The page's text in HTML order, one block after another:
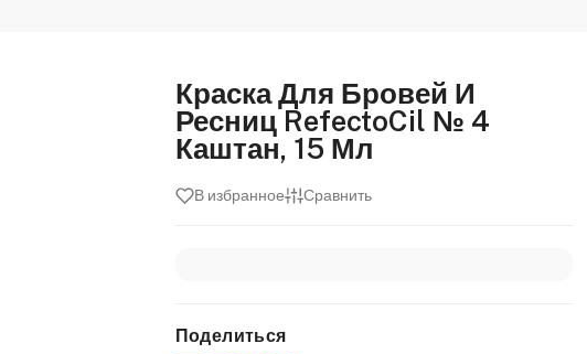
Краска Для Бровей И
Ресниц RefectoCil № 4
Каштан, 15 Мл
В избранное Сравнить
Поделиться